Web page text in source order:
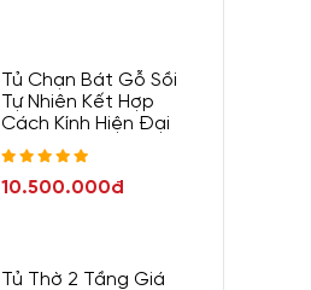
Tủ Chạn Bát Gỗ Sồi
Tự Nhiên Kết Hợp
Cách Kính Hiện Đại
10.500.000đ
Tủ Thờ 2 Tầng Giá